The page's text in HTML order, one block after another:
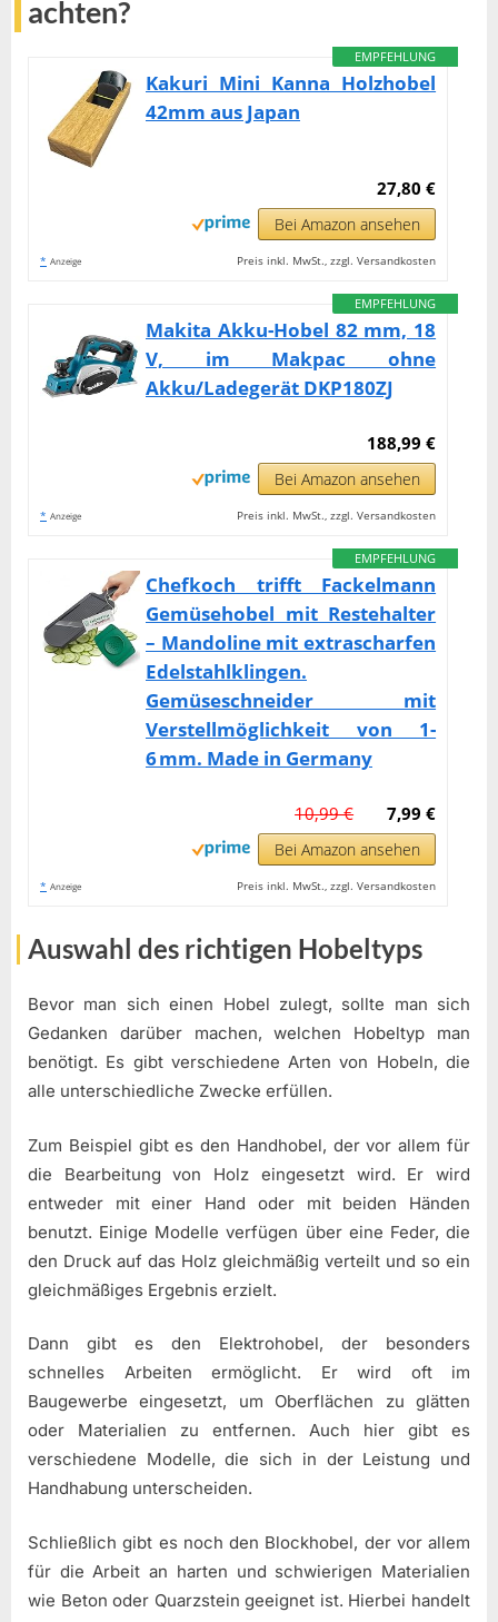
achten?
EMPFEHLUNG
Kakuri Mini Kanna Holzhobel
42mm aus Japan
27,80 €
Bei Amazon ansehen
* Anzeige Preis inkl. MwSt., zzgl. Versandkosten
EMPFEHLUNG
Makita Akku-Hobel 82 mm, 18
V, im Makpac ohne
Akku/Ladegerät DKP180ZJ
188,99 €
Bei Amazon ansehen
* Anzeige Preis inkl. MwSt., zzgl. Versandkosten
EMPFEHLUNG
Chefkoch trifft Fackelmann
Gemüsehobel mit Restehalter
– Mandoline mit extrascharfen
Edelstahlklingen.
Gemüseschneider mit
Verstellmöglichkeit von 1-
6 mm. Made in Germany
7,99 €
10,99 €
Bei Amazon ansehen
* Anzeige Preis inkl. MwSt., zzgl. Versandkosten
Auswahl des richtigen Hobeltyps
Bevor man sich einen Hobel zulegt, sollte man sich
Gedanken darüber machen, welchen Hobeltyp man
benötigt. Es gibt verschiedene Arten von Hobeln, die
alle unterschiedliche Zwecke erfüllen.
Zum Beispiel gibt es den Handhobel, der vor allem für
die Bearbeitung von Holz eingesetzt wird. Er wird
entweder mit einer Hand oder mit beiden Händen
benutzt. Einige Modelle verfügen über eine Feder, die
den Druck auf das Holz gleichmäßig verteilt und so ein
gleichmäßiges Ergebnis erzielt.
Dann gibt es den Elektrohobel, der besonders
schnelles Arbeiten ermöglicht. Er wird oft im
Baugewerbe eingesetzt, um Oberflächen zu glätten
oder Materialien zu entfernen. Auch hier gibt es
verschiedene Modelle, die sich in der Leistung und
Handhabung unterscheiden.
Schließlich gibt es noch den Blockhobel, der vor allem
für die Arbeit an harten und schwierigen Materialien
wie Beton oder Quarzstein geeignet ist. Hierbei handelt